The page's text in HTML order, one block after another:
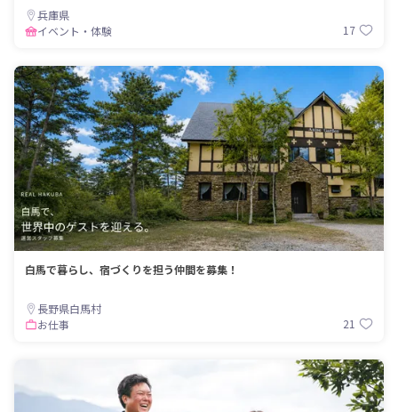
兵庫県
イベント・体験
17
白馬で暮らし、宿づくりを担う仲間を募集！
長野県白馬村
お仕事
21